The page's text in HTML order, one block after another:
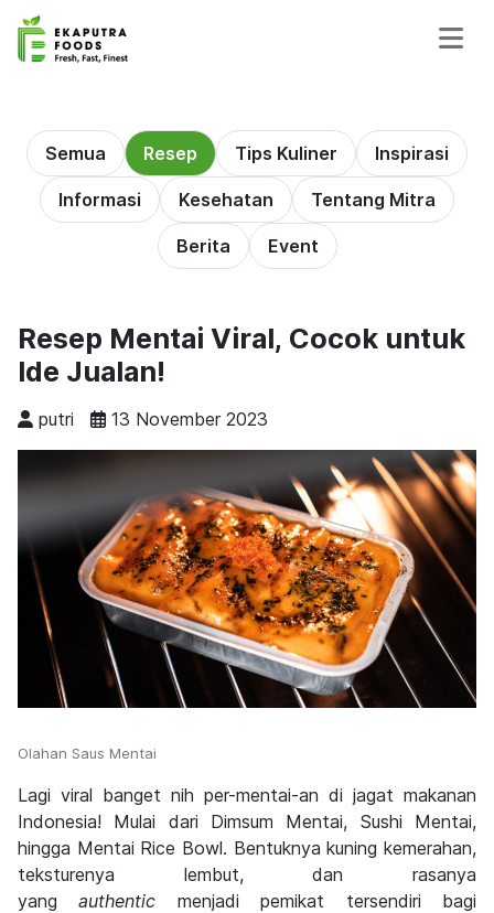
Semua Resep Tips Kuliner Inspirasi
Informasi Kesehatan Tentang Mitra
Berita Event
Resep Mentai Viral, Cocok untuk
Ide Jualan!
putri 13 November 2023
Olahan Saus Mentai
Lagi viral banget nih per-mentai-an di jagat makanan
Indonesia! Mulai dari Dimsum Mentai, Sushi Mentai,
hingga Mentai Rice Bowl. Bentuknya kuning kemerahan,
teksturenya lembut, dan rasanya
yangauthentic menjadi pemikat tersendiri bagi